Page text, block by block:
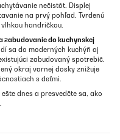
nečistôt. Displej
na prvý pohľad. Tvrdenú
handričkou.
zabudovanie do kuchynskej
sa do moderných kuchýň aj
zabudovaný spotrebič.
okraj varnej dosky znižuje
s deťmi.
dnes a presvedčte sa, ako